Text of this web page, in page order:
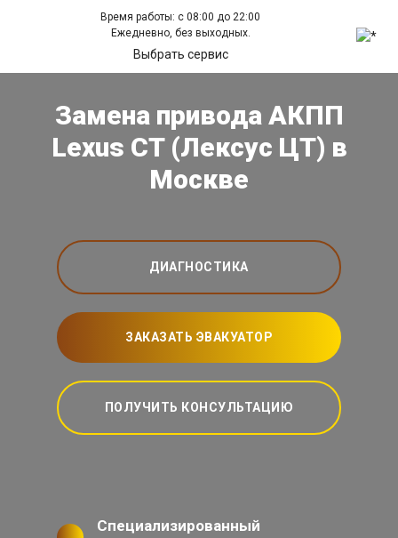
Время работы: с 08:00 до 22:00
Ежедневно, без выходных.
Выбрать сервис
Замена привода АКПП
Lexus CT (Лексус ЦТ) в
Москве
ДИАГНОСТИКА
ЗАКАЗАТЬ ЭВАКУАТОР
ПОЛУЧИТЬ КОНСУЛЬТАЦИЮ
Специализированный